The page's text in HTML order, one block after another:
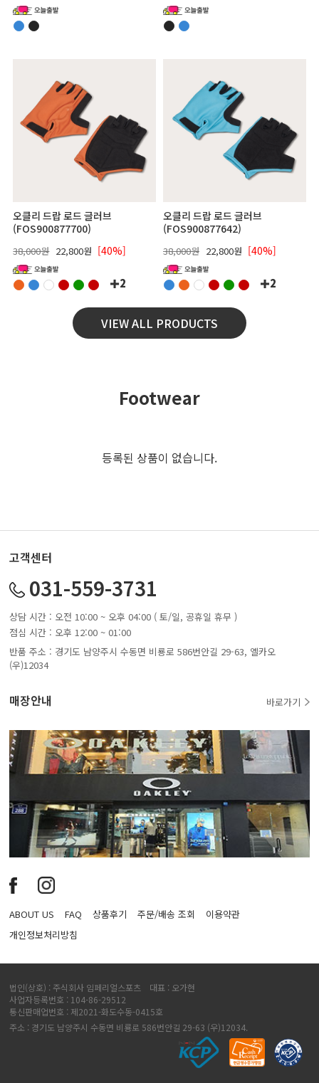
오클리 드랍 로드 글러브
(FOS900877700)
38,000원 22,800원 [40%]
2
오클리 드랍 로드 글러브
(FOS900877642)
38,000원 22,800원 [40%]
2
VIEW ALL PRODUCTS
Footwear
등록된 상품이 없습니다.
고객센터
031-559-3731
상담 시간 : 오전 10:00 ~ 오후 04:00 ( 토/일, 공휴일 휴무 )
점심 시간 : 오후 12:00 ~ 01:00
반품 주소 : 경기도 남양주시 수동면 비룡로 586번안길 29-63, 옐카오
(우)12034
매장안내 바로가기
ABOUT US FAQ 상품후기 주문/배송 조회
이용약관
개인정보처리방침
법인(상호) : 주식회사 임페리얼스포츠 대표 : 오가현
사업자등록번호 : 104-86-29512
통신판매업번호 : 제2021-화도수동-0415호
주소 : 경기도 남양주시 수동면 비룡로 586번안길 29-63 (우)12034.